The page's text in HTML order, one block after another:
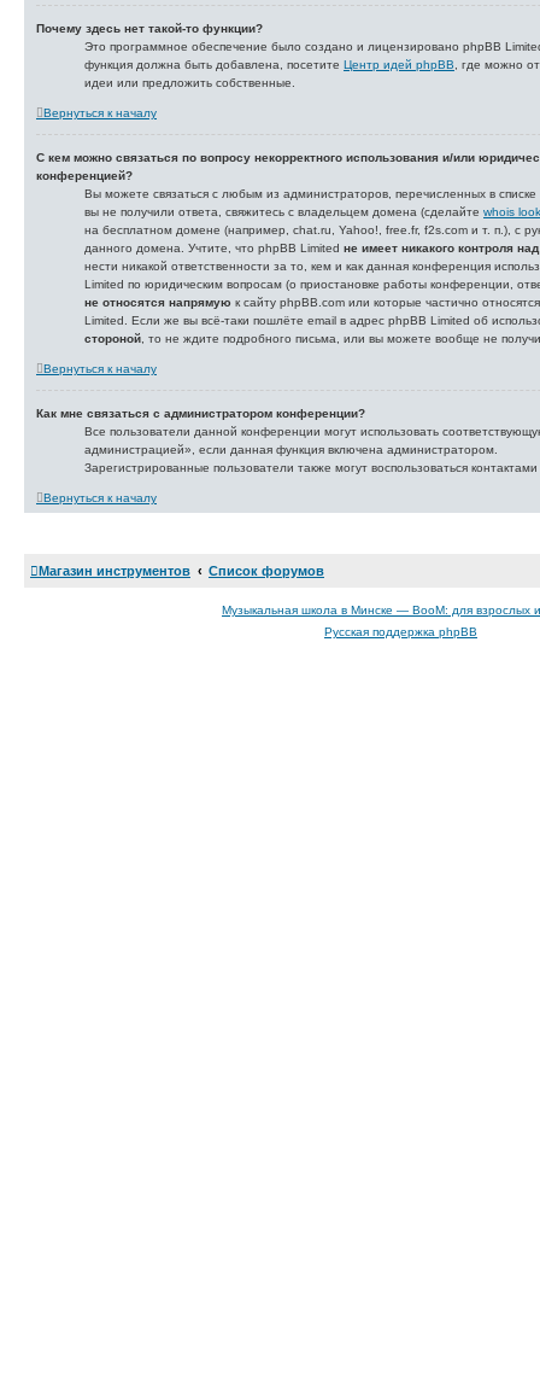
Почему здесь нет такой-то функции?
Это программное обеспечение было создано и лицензировано phpBB
функция должна быть добавлена, посетите Центр идей phpBB , где можно
идеи или предложить собственные.
Вернуться к началу
С кем можно связаться по вопросу некорректного использования и/или
конференцией?
Вы можете связаться с любым из администраторов, перечисленных в
вы не получили ответа, свяжитесь с владельцем домена (сделайте whois
на бесплатном домене (например, chat.ru, Yahoo!, free.fr, f2s.com и т. п.), с
данного домена. Учтите, что phpBB Limited не имеет никакого контроля
нести никакой ответственности за то, кем и как данная конференция
Limited по юридическим вопросам (о приостановке работы конференции,
не относятся напрямую к сайту phpBB.com или которые частично
Limited. Если же вы всё-таки пошлёте email в адрес phpBB Limited об
стороной , то не ждите подробного письма, или вы можете вообще не
Вернуться к началу
Как мне связаться с администратором конференции?
Все пользователи данной конференции могут использовать
администрацией», если данная функция включена администратором.
Зарегистрированные пользователи также могут воспользоваться
Вернуться к началу
Магазин инструментов Список форумов
Музыкальная школа в Минске — BooM: для взрослых
Русская поддержка phpBB